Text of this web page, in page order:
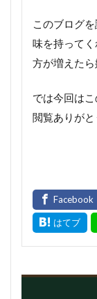
このブログ
味を持って
方が増えたら
では今回はこ
閲覧ありがと